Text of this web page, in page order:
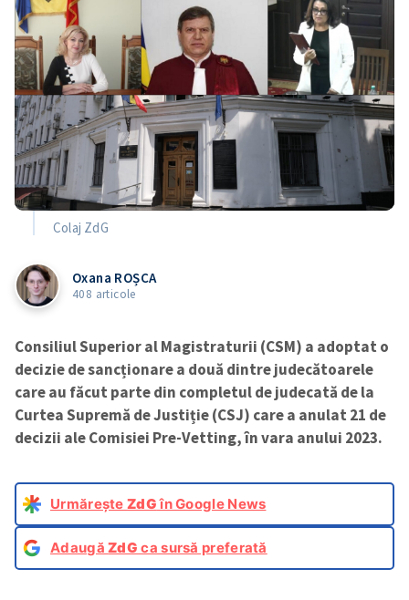
Colaj ZdG
Oxana ROȘCA
408 articole
Consiliul Superior al Magistraturii (CSM) a adoptat o
decizie de sancționare a două dintre judecătoarele
care au făcut parte din completul de judecată de la
Curtea Supremă de Justiție (CSJ) care a anulat 21 de
decizii ale Comisiei Pre-Vetting, în vara anului 2023.
Urmărește ZdGîn Google News
AdaugăZdG ca sursă preferată